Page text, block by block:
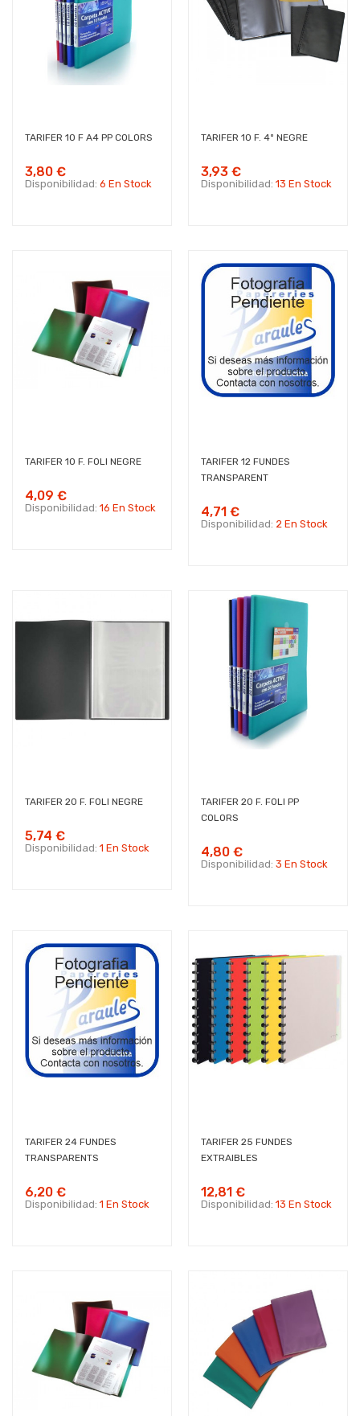
TARIFER 10 F A4 PP COLORS
3,80 €
Disponibilidad: 6 En Stock
TARIFER 10 F. 4º NEGRE
3,93 €
Disponibilidad: 13 En Stock
TARIFER 10 F. FOLI NEGRE
4,09 €
Disponibilidad: 16 En Stock
TARIFER 12 FUNDES
TRANSPARENT
4,71 €
Disponibilidad: 2 En Stock
TARIFER 20 F. FOLI NEGRE
5,74 €
Disponibilidad: 1 En Stock
TARIFER 20 F. FOLI PP
COLORS
4,80 €
Disponibilidad: 3 En Stock
TARIFER 24 FUNDES
TRANSPARENTS
6,20 €
Disponibilidad: 1 En Stock
TARIFER 25 FUNDES
EXTRAIBLES
12,81 €
Disponibilidad: 13 En Stock